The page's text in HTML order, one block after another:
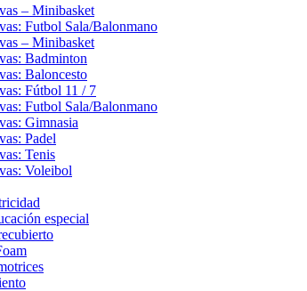
– Minibasket
Futbol Sala/Balonmano
– Minibasket
Badminton
Baloncesto
Fútbol 11 / 7
Futbol Sala/Balonmano
Gimnasia
Padel
Tenis
Voleibol
especial